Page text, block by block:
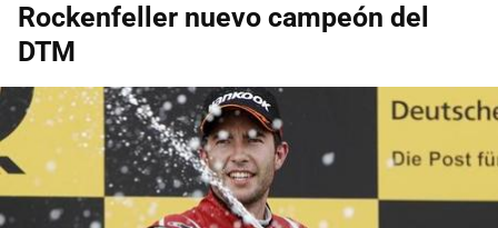
Rockenfeller nuevo campeón del
DTM